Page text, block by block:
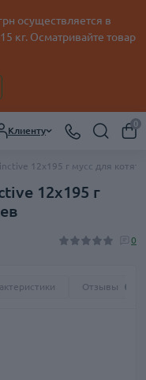
осуществляется в
кг. Осматривайте товар
Клиенту
0
12х195 г мусс для котят
12х195 г
0
Отзывы